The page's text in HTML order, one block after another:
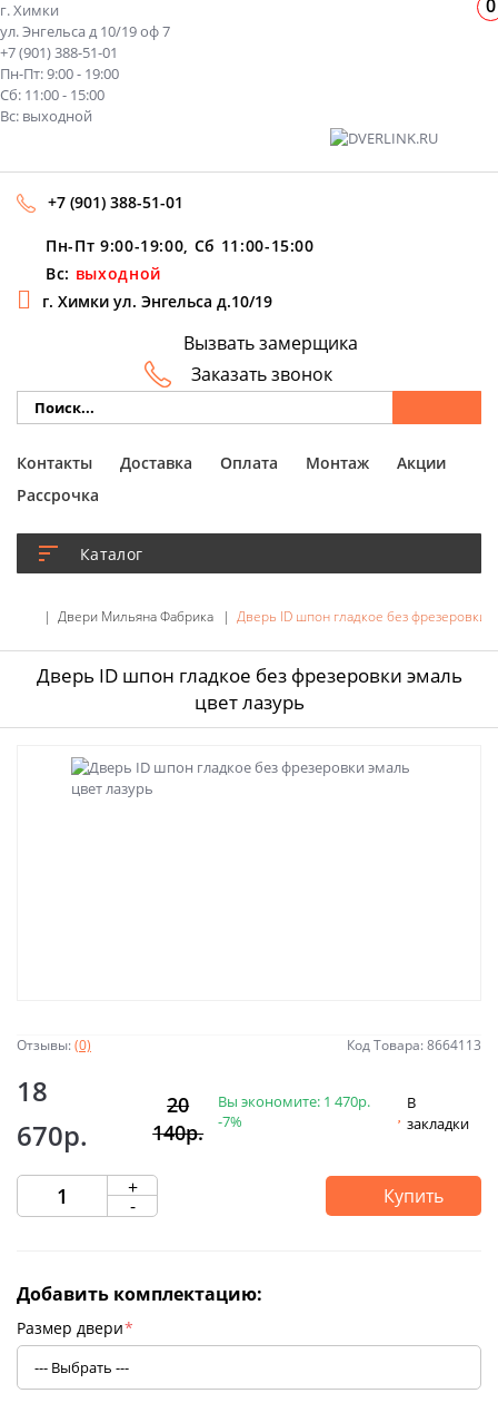
г. Химки
ул. Энгельса д 10/19 оф 7
+7 (901) 388-51-01
Пн-Пт: 9:00 - 19:00
Сб: 11:00 - 15:00
Вс: выходной
+7 (901) 388-51-01
Пн-Пт 9:00-19:00, Сб 11:00-15:00
Вс: выходной
г. Химки ул. Энгельса д.10/19
Каталог
Вызвать замерщика
Заказать звонок
Контакты Доставка Оплата Монтаж
Акции
Рассрочка
Двери Мильяна Фабрика Дверь ID шпон гладкое без фрезеровки
Дверь ID шпон гладкое без фрезеровки эмаль
цвет лазурь
Отзывы:(0) Код Товара: 8664113
18
670р.
20
140р.
Вы экономите: 1 470р.
-7%
В
закладки
+
- Купить
Добавить комплектацию:
Размер двери*
0